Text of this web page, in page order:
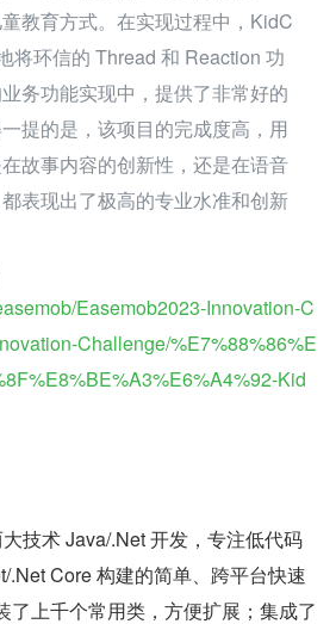
教育方式。在实现过程中，KidC
将环信的 Thread 和 Reaction 功
务功能实现中，提供了非常好的
提的是，该项目的完成度高，用
故事内容的创新性，还是在语音
表现出了极高的专业水准和创新
Easemob2023-Innovation-C
Challenge/%E7%88%86%E
Kid
技术 Java/.Net 开发，专注低代码
.Net Core 构建的简单、跨平台快速
了上千个常用类，方便扩展；集成了